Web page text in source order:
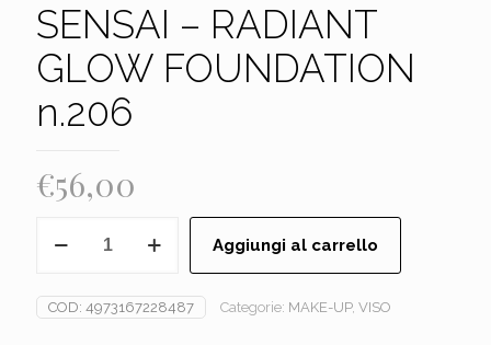
SENSAI – RADIANT
GLOW FOUNDATION
n.206
€56,00
FOUNDATION
Aggiungi al carrello
COD: 4973167228487 Categorie: MAKE-UP, VISO